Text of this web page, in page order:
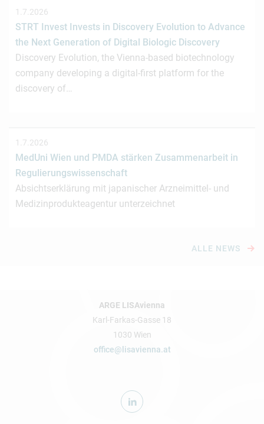
1.7.2026
STRT Invest Invests in Discovery Evolution to Advance
the Next Generation of Digital Biologic Discovery
Discovery Evolution, the Vienna-based biotechnology
company developing a digital-first platform for the
discovery of…
1.7.2026
MedUni Wien und PMDA stärken Zusammenarbeit in
Regulierungswissenschaft
Absichtserklärung mit japanischer Arzneimittel- und
Medizinprodukteagentur unterzeichnet
ALLE NEWS
ARGE LISAvienna
Karl-Farkas-Gasse 18
1030 Wien
office@lisavienna.at